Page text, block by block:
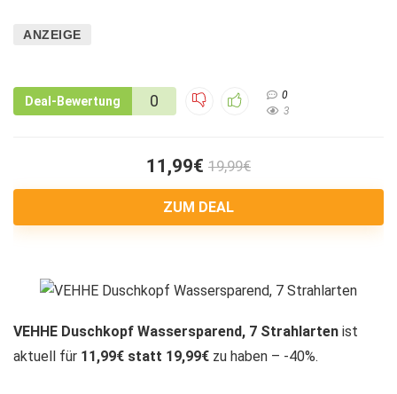
ANZEIGE
Deal-Bewertung 0
0
3
11,99€ 19,99€
ZUM DEAL
VEHHE Duschkopf Wassersparend, 7 Strahlarten ist
aktuell für 11,99€ statt 19,99€ zu haben – -40%.